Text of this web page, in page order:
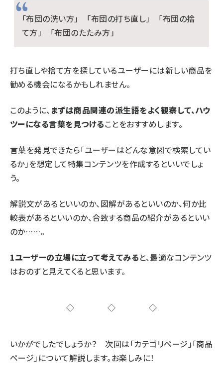
「布団の洗い方」 「布団の打ち直し」 「布団の捨
て方」 「布団のたたみ方」
打ち直しや捨て方を探しているユーザーには新しい商品を
勧める機会になるかもしれません。
このように、 まずは商品関連の派生語をよく観察して、ハウ
ツーになる言葉を見つけることをおすすめします。
言葉を発見できたら「ユーザーはどんな意図で検索してい
るか」を想定して特集コンテンツを作成するといいでしょ
う。
解説文があるといいのか、図解があるといいのか、何か比
較表があるといいのか、合致する商品の紹介があるといい
のか……。
1ユーザーの立場に立って考えてみると、最適なコンテンツ
はおのずと見えてくると思います。
◇◇◇
いかがでしたでしょうか？次回は「カテゴリページ」「商品
ページ」について解説します。お楽しみに！